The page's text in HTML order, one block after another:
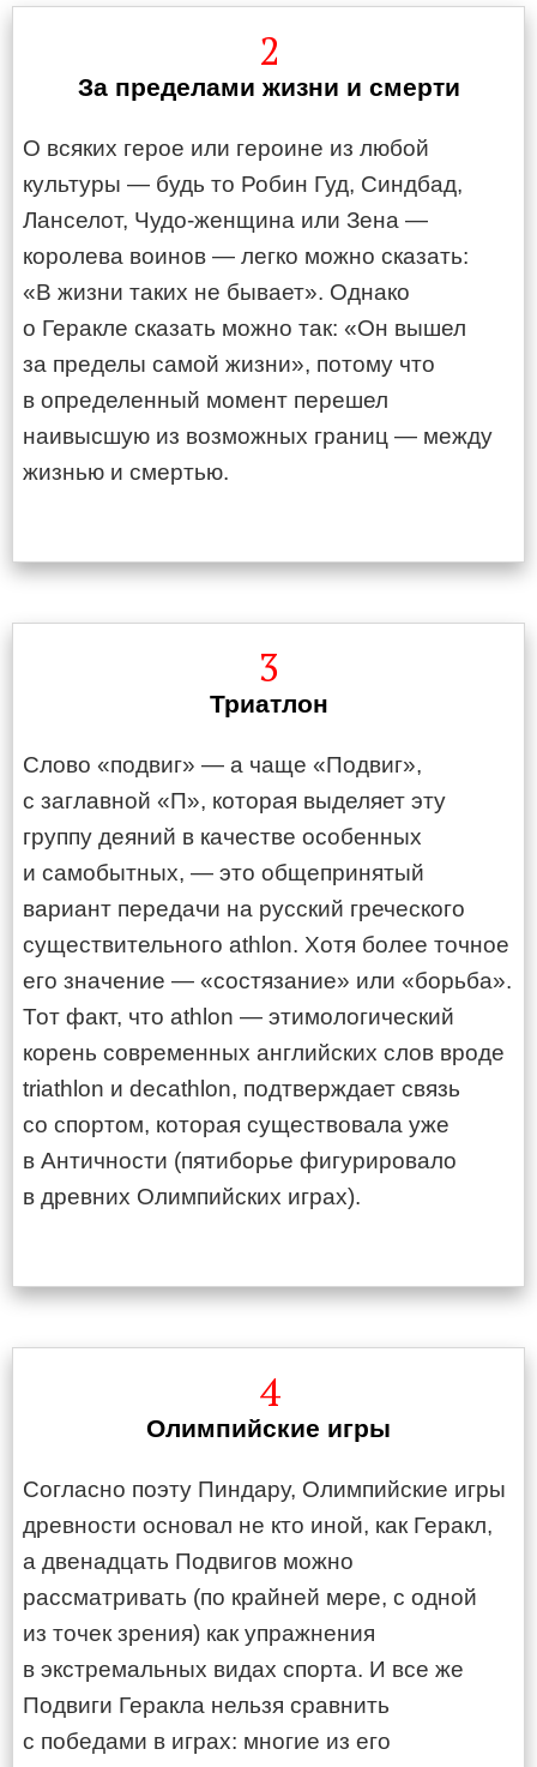
2
За пределами жизни и смерти
О всяких герое или героине из любой
культуры — будь то Робин Гуд, Синдбад,
Ланселот, Чудо-женщина или Зена —
королева воинов — легко можно сказать:
«В жизни таких не бывает». Однако
о Геракле сказать можно так: «Он вышел
за пределы самой жизни», потому что
в определенный момент перешел
наивысшую из возможных границ — между
жизнью и смертью.
3
Триатлон
Слово «подвиг» — а чаще «Подвиг»,
с заглавной «П», которая выделяет эту
группу деяний в качестве особенных
и самобытных, — это общепринятый
вариант передачи на русский греческого
существительного athlon. Хотя более точное
его значение — «состязание» или «борьба».
Тот факт, что athlon — этимологический
корень современных английских слов вроде
triathlon и decathlon, подтверждает связь
со спортом, которая существовала уже
в Античности (пятиборье фигурировало
в древних Олимпийских играх).
4
Олимпийские игры
Согласно поэту Пиндару, Олимпийские игры
древности основал не кто иной, как Геракл,
а двенадцать Подвигов можно
рассматривать (по крайней мере, с одной
из точек зрения) как упражнения
в экстремальных видах спорта. И все же
Подвиги Геракла нельзя сравнить
с победами в играх: многие из его